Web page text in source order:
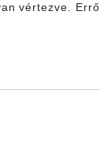
vértezve.
talp, amely
és hosszú